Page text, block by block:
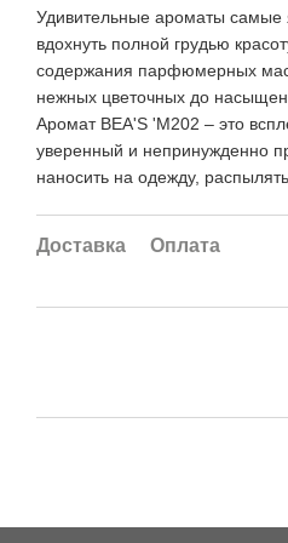
Удивительные ароматы самые
вдохнуть полной грудью
содержания парфюмерных
нежных цветочных до
Аромат BEA'S 'M202 – это
уверенный и непринужденно
наносить на одежду,
Доставка Оплата